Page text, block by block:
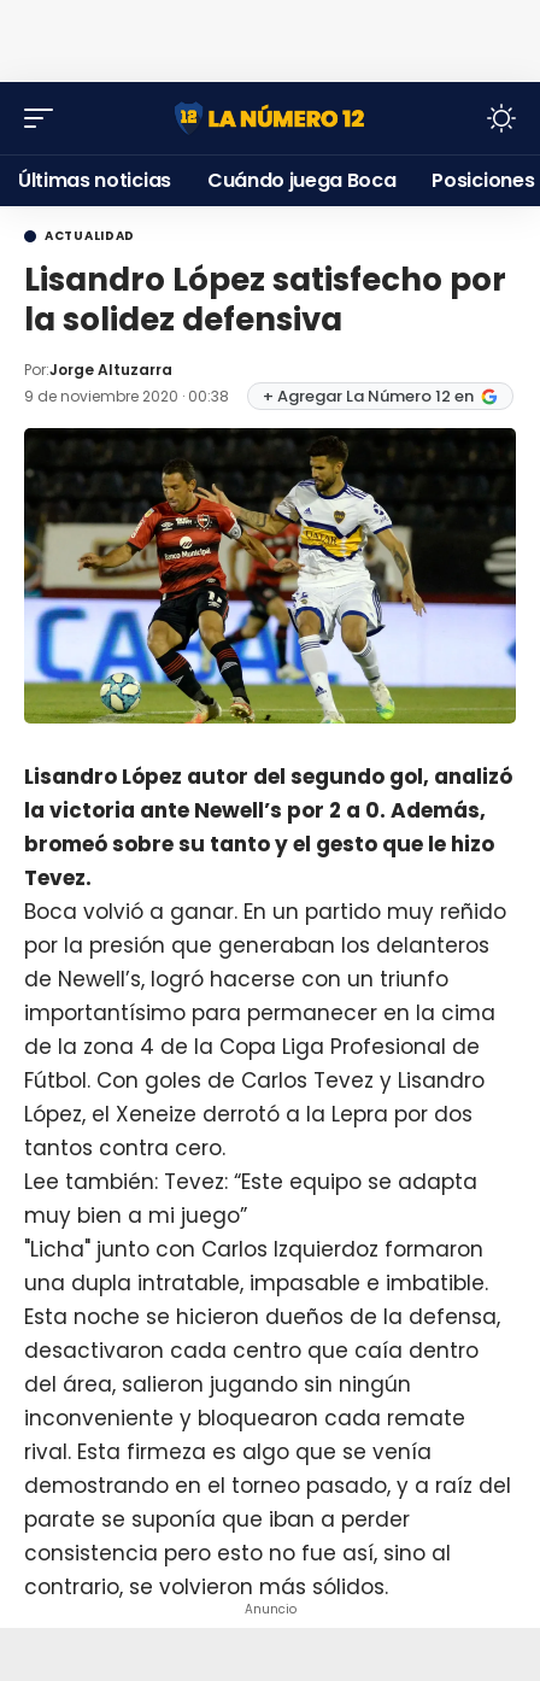
Últimas noticias Cuándo juega Boca Posiciones
ACTUALIDAD
Lisandro López satisfecho por
la solidez defensiva
Por:Jorge Altuzarra
9 de noviembre 2020 · 00:38
+ Agregar La Número 12 en
Lisandro López autor del segundo gol, analizó
la victoria ante Newell’s por 2 a 0. Además,
bromeó sobre su tanto y el gesto que le hizo
Tevez.
Boca volvió a ganar. En un partido muy reñido
por la presión que generaban los delanteros
de Newell’s, logró hacerse con un triunfo
importantísimo para permanecer en la cima
de la zona 4 de la Copa Liga Profesional de
Fútbol. Con goles de Carlos Tevez y Lisandro
López, el Xeneize derrotó a la Lepra por dos
tantos contra cero.
Lee también: Tevez: “Este equipo se adapta
muy bien a mi juego”
"Licha" junto con Carlos Izquierdoz formaron
una dupla intratable, impasable e imbatible.
Esta noche se hicieron dueños de la defensa,
desactivaron cada centro que caía dentro
del área, salieron jugando sin ningún
inconveniente y bloquearon cada remate
rival. Esta firmeza es algo que se venía
demostrando en el torneo pasado, y a raíz del
parate se suponía que iban a perder
consistencia pero esto no fue así, sino al
contrario, se volvieron más sólidos.
Anuncio